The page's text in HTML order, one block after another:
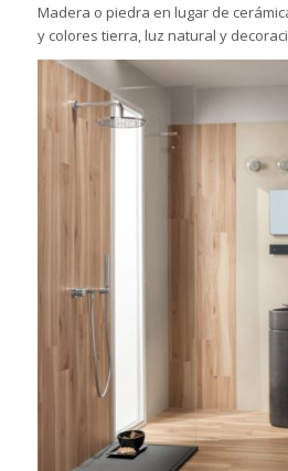
Madera o piedra en lugar de
y colores tierra, luz natural y